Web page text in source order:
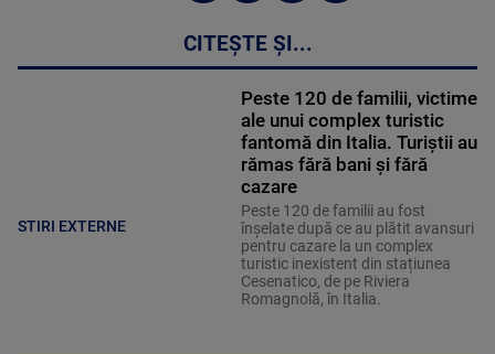
CITEȘTE ȘI...
STIRI EXTERNE
Peste 120 de familii, victime
ale unui complex turistic
fantomă din Italia. Turiștii au
rămas fără bani și fără
cazare
Peste 120 de familii au fost
înșelate după ce au plătit avansuri
pentru cazare la un complex
turistic inexistent din stațiunea
Cesenatico, de pe Riviera
Romagnolă, în Italia.